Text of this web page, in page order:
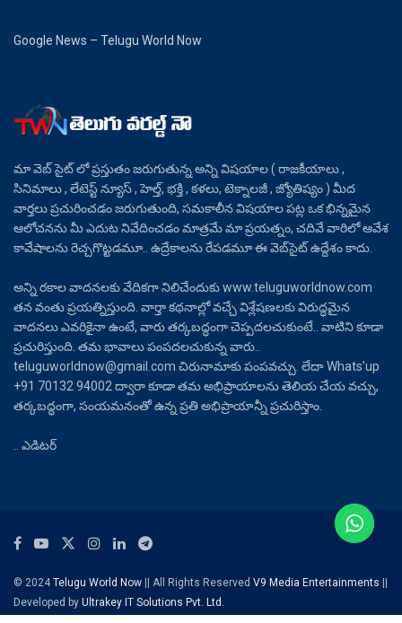
Google News – Telugu World Now
మా వెబ్ సైట్ లో ప్రస్తుతం జరుగుతున్న అన్ని విషయాల ( రాజకీయాలు ,
సినిమాలు , లేటెస్ట్ న్యూస్ , హెల్త్, భక్తి , కళలు, టెక్నాలజీ , జ్యోతిష్యం ) మీద
వార్తలు ప్రచురించడం జరుగుతుంది, సమకాలీన విషయాల పట్ల ఒక భిన్నమైన
ఆలోచనను మీ ఎదుట నివేదించడం మాత్రమే మా ప్రయత్నం, చదివే వారిలో ఆవేశ
కావేషాలను రెచ్చగొట్టడమూ.. ఉద్రేకాలను రేపడమూ ఈ వెబ్‌సైట్ ఉద్దేశం కాదు.
అన్ని రకాల వాదనలకు వేదికగా నిలిచేందుకు www.teluguworldnow.com
తన వంతు ప్రయత్నిస్తుంది. వార్తా కథనాల్లో వచ్చే విశ్లేషణలకు విరుద్ధమైన
వాదనలు ఎవరికైనా ఉంటే, వారు తర్కబద్ధంగా చెప్పదలచుకుంటే.. వాటిని కూడా
ప్రచురిస్తుంది. తమ భావాలు పంపదలచుకున్న వారు..
teluguworldnow@gmail.com చిరునామాకు పంపవచ్చు. లేదా Whats’up
+91 70132 94002 ద్వారా కూడా తమ అభిప్రాయాలను తెలియ చేయ వచ్చు,
తర్కబద్ధంగా, సంయమనంతో ఉన్న ప్రతి అభిప్రాయాన్నీ ప్రచురిస్తాం.
.. ఎడిటర్
© 2024Telugu World Now || All Rights Reserved V9 Media Entertainments ||
Developed by Ultrakey IT Solutions Pvt. Ltd.